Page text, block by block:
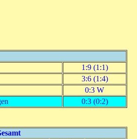
1:9 (1:1)
3:6 (1:4)
0:3 W
0:3 (0:2)